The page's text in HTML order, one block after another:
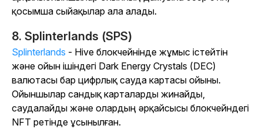
қосымша сыйақылар ала алады.
8. Splinterlands (SPS)
Splinterlands - Hive блокчейнінде жұмыс істейтін
және ойын ішіндегі Dark Energy Crystals (DEC)
валютасы бар цифрлық сауда картасы ойыны.
Ойыншылар сандық карталарды жинайды,
саудалайды және олардың әрқайсысы блокчейндегі
NFT ретінде ұсынылған.